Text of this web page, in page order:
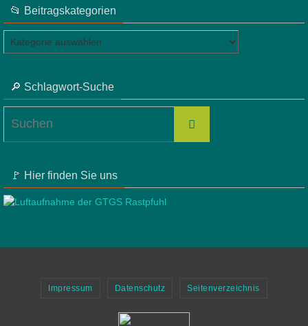
📂 Beitragskategorien
📂
Beitragskategorien
🔎 Schlagwort-Suche
Suchen
🚩 Hier finden Sie uns
Impressum Datenschutz Seitenverzeichnis